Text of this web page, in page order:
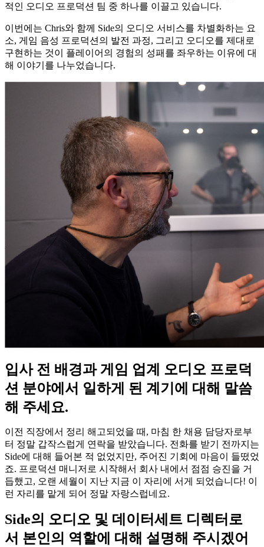
적인 오디오 프로덕션 팀 중 하나를 이끌고 있습니다.
이번에는 Chris와 함께 Side의 오디오 서비스를 차별화하는 요
소, 게임 음성 프로덕션의 발전 과정, 그리고 오디오를 제대로
구현하는 것이 플레이어의 경험의 성패를 좌우하는 이유에 대
해 이야기를 나누었습니다.
입사 전 배경과 게임 업계 오디오 프로덕
션 분야에서 일하게 된 계기에 대해 말씀
해 주세요.
이전 직장에서 정리 해고되었을 때, 마침 한 채용 담당자로부
터 정말 갑작스럽게 연락을 받았습니다. 전화를 받기 전까지는
Side에 대해 들어본 적 없었지만, 주어진 기회에 마음이 들떴었
죠. 프로덕션 매니저로 시작해서 회사 내에서 점점 승진을 거
듭했고, 오랜 세월이 지난 지금 이 자리에 서게 되었습니다! 이
런 자리를 맡게 되어 정말 자랑스럽네요.
Side의 오디오 및 데이터세트 디렉터로
서 본인의 역할에 대해 설명해 주시겠어